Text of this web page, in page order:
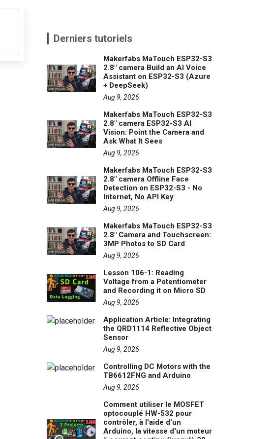
Derniers tutoriels
Makerfabs MaTouch ESP32-S3
2.8" camera Build an AI Voice
Assistant on ESP32-S3 (Azure
+ DeepSeek)
Aug 9, 2026
Makerfabs MaTouch ESP32-S3
2.8" camera ESP32-S3 AI
Vision: Point the Camera and
Ask What It Sees
Aug 9, 2026
Makerfabs MaTouch ESP32-S3
2.8" camera Offline Face
Detection on ESP32-S3 - No
Internet, No API Key
Aug 9, 2026
Makerfabs MaTouch ESP32-S3
2.8" Camera and Touchscreen:
3MP Photos to SD Card
Aug 9, 2026
Lesson 106-1: Reading
Voltage from a Potentiometer
and Recording it on Micro SD
Aug 9, 2026
Application Article: Integrating
the QRD1114 Reflective Object
Sensor
Aug 9, 2026
Controlling DC Motors with the
TB6612FNG and Arduino
Aug 9, 2026
Comment utiliser le MOSFET
optocouplé HW-532 pour
contrôler, à l'aide d'un
Arduino, la vitesse d'un moteur